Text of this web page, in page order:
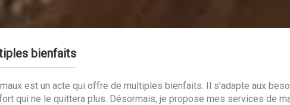
bienfaits
est un acte qui offre de multiples bienfaits. Il s’adapte aux
qui ne le quittera plus. Désormais, je propose mes services de